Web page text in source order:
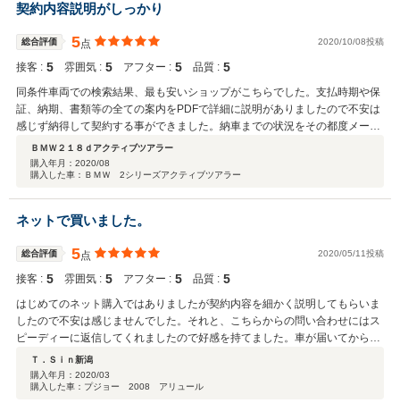
契約内容説明がしっかり
総合評価 5点 2020/10/08投稿
接客 : 5 雰囲気 : 5 アフター : 5 品質 : 5
同条件車両での検索結果、最も安いショップがこちらでした。支払時期や保
証、納期、書類等の全ての案内をPDFで詳細に説明がありましたので不安は
感じず納得して契約する事ができました。納車までの状況をその都度メール
をもらいましたので楽しみにしながら待つ事ができました。車検整備の時に
不良部品が見つかり改善されるまでに少々の時間が追加されましたが、しっ
かりと点検整備された車を納車して頂いたので満足です。（もちろんショッ
ＢＭＷ２１８ｄアクティブツアラー
購入年月： 2020/08
購入した車：ＢＭＷ 2シリーズアクティブツアラー
ネットで買いました。
総合評価 5点 2020/05/11投稿
接客 : 5 雰囲気 : 5 アフター : 5 品質 : 5
はじめてのネット購入ではありましたが契約内容を細かく説明してもらいま
したので不安は感じませんでした。それと、こちらからの問い合わせにはス
ピーディーに返信してくれましたので好感を持てました。車が届いてから2
か月が経ちますが不具合はなく価格とのバランスに満足してます。
Ｔ．Ｓｉｎ新潟
購入年月： 2020/03
購入した車：プジョー 2008 アリュール